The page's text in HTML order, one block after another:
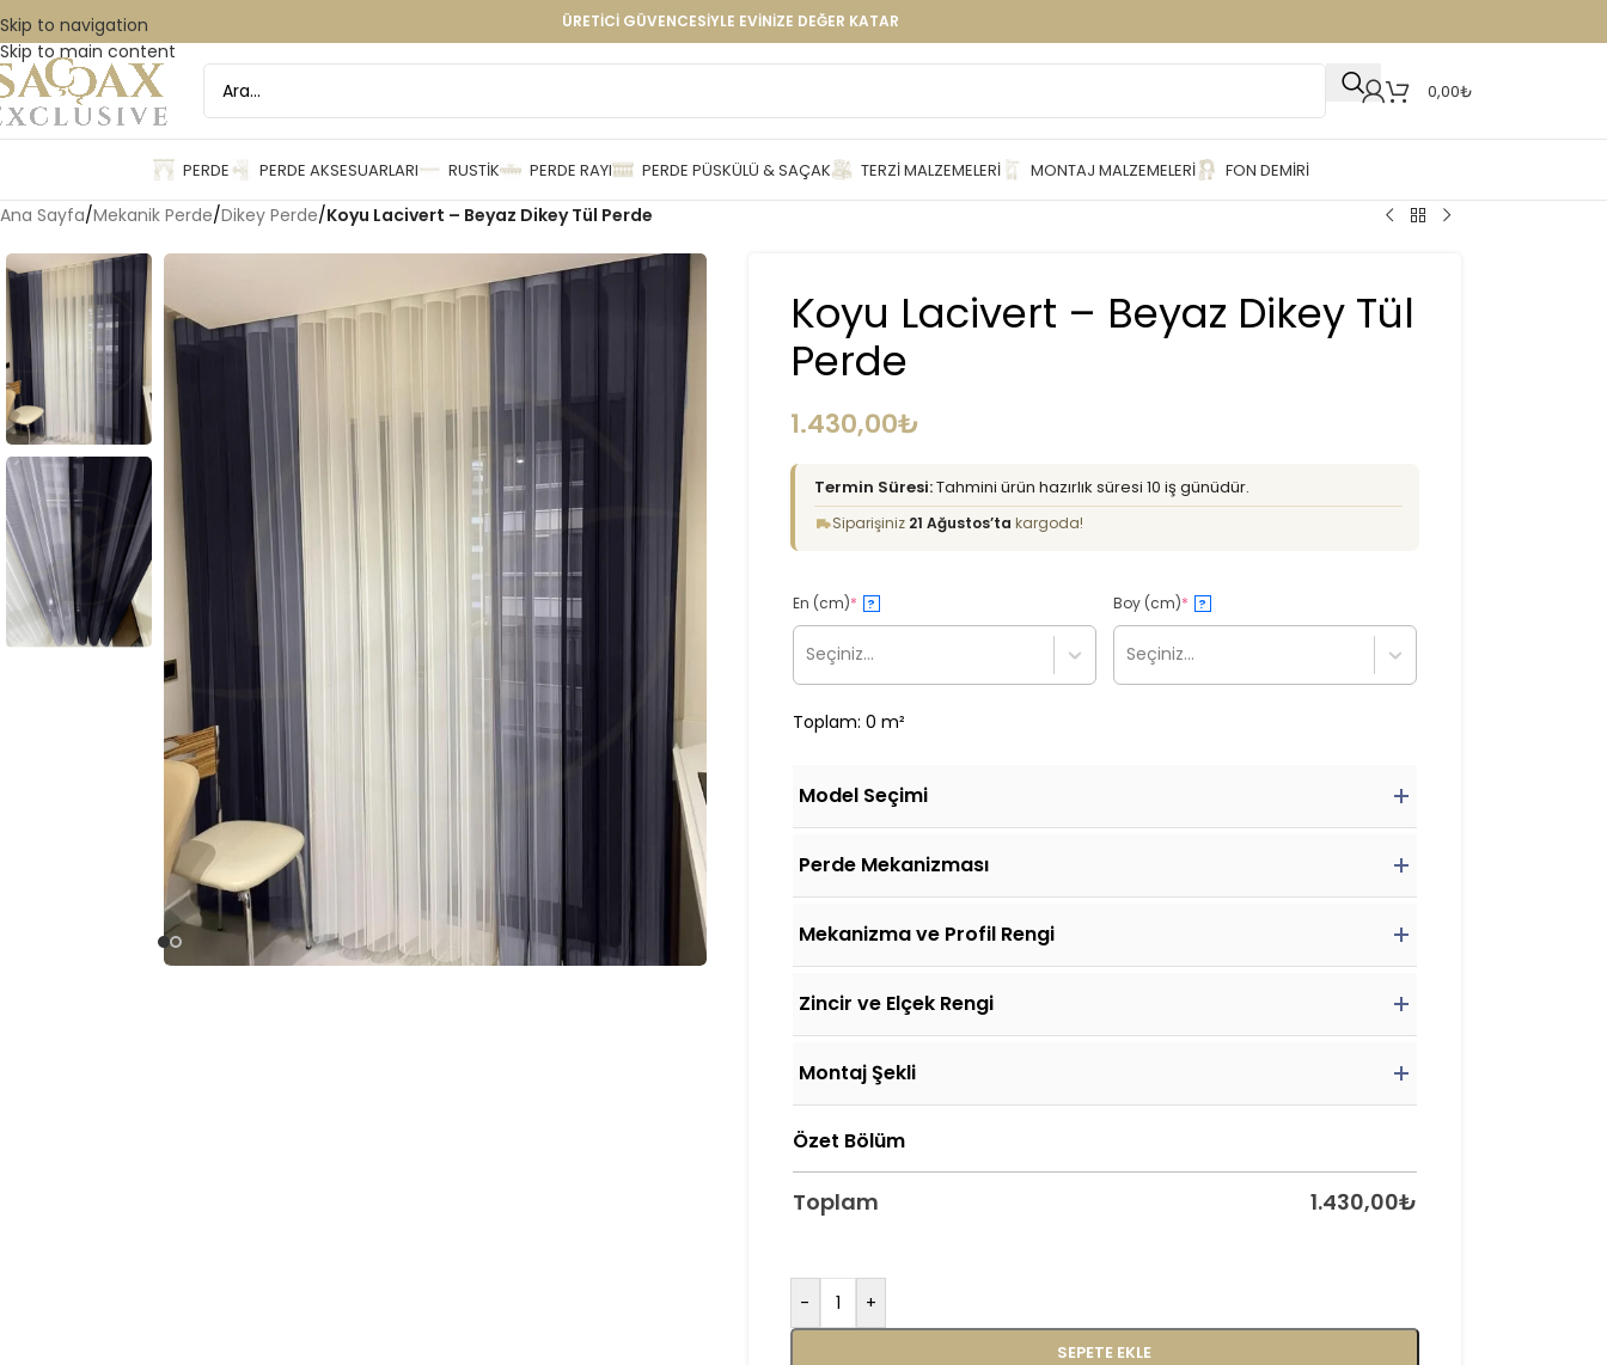
Skip to navigation
Skip to main content
ÜRETİCİ GÜVENCESİYLE EVİNİZE DEĞER KATAR
0,00₺
PERDE PERDE AKSESUARLARI RUSTIK PERDE RAYI PERDE PÜSKÜLÜ & SAÇAK TERZI MALZEMELERI MONTAJ MALZEMELERI FON DEMIRI
Ana Sayfa/Mekanik Perde/Dikey Perde/Koyu Lacivert – Beyaz Dikey Tül Perde
Koyu Lacivert – Beyaz Dikey Tül
Perde
1.430,00₺
Termin Süresi:Tahmini ürün hazırlık süresi 10 iş günüdür.
Siparişiniz 21 Ağustos’ta kargoda!
En (cm)* ?
Seçiniz...
Boy (cm)* ?
Seçiniz...
Toplam: 0 m²
Model Seçimi
Perde Mekanizması
Mekanizma ve Profil Rengi
Zincir ve Elçek Rengi
Montaj Şekli
Özet Bölüm
Toplam 1.430,00₺
- +
SEPETE EKLE